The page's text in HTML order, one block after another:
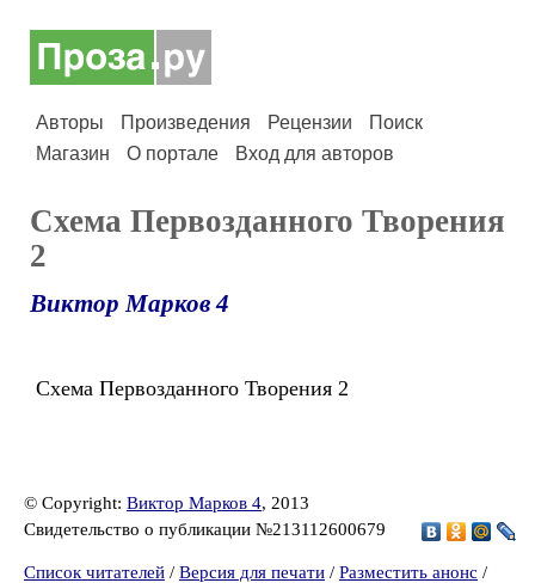
Авторы Произведения Рецензии
Поиск
Магазин
О портале Вход для авторов
Схема Первозданного Творения
2
Виктор Марков 4
Схема Первозданного Творения 2
© Copyright: Виктор Марков 4, 2013
Свидетельство о публикации №213112600679
Список читателей / Версия для печати / Разместить анонс /